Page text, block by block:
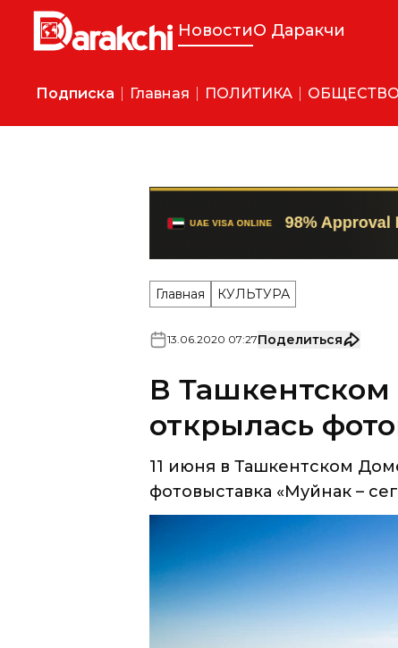
НовостиО Даракчи
Подписка Главная ПОЛИТИКА ОБЩЕСТВО
Главная КУЛЬТУРА
В Ташкентском
открылась
11 июня в Ташкентском
фотовыставка «Муйнак –